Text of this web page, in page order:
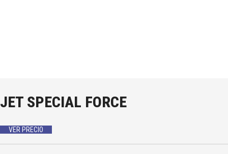
JET SPECIAL FORCE
VER PRECIO